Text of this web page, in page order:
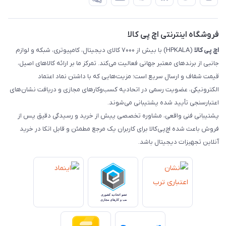
رهگیری مرسولات چاپار
رهگیری مرسولات ماهکس
تماس با ما
فروشگاه اینترنتی اچ پی کالا
اچ‌ پی‌ کالا
(HPKALA) با بیش از ۷۰۰۰ کالای دیجیتال، کامپیوتری، شبکه و لوازم
جانبی از برندهای معتبر جهانی فعالیت می‌کند. تمرکز ما بر ارائه کالاهای اصیل،
قیمت شفاف و ارسال سریع است؛ مزیت‌هایی که با داشتن نماد اعتماد
الکترونیکی، عضویت رسمی در اتحادیه کسب‌وکارهای مجازی و دریافت نشان‌های
اعتبارسنجی تأیید شده پشتیبانی می‌شوند.
پشتیبانی فنی واقعی، مشاوره تخصصی پیش از خرید و رسیدگی دقیق پس از
فروش باعث شده اچ‌پی‌کالا برای کاربران یک مرجع مطمئن و قابل اتکا در خرید
آنلاین تجهیزات دیجیتال باشد.